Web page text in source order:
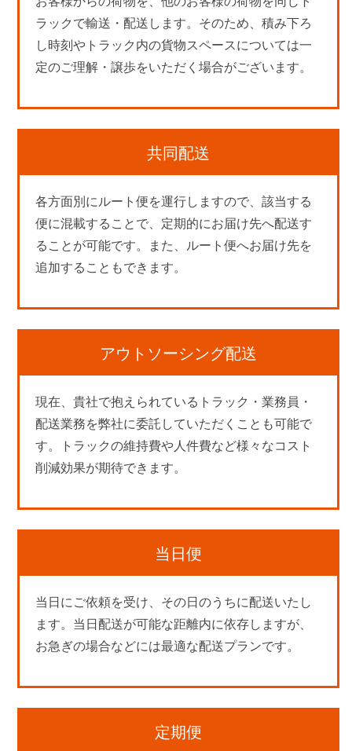
ラックで輸送・配送します。そのため、積み下ろ
し時刻やトラック内の貨物スペースについては一
定のご理解・譲歩をいただく場合がございます。
共同配送
各方面別にルート便を運行しますので、該当する
便に混載することで、定期的にお届け先へ配送す
ることが可能です。また、ルート便へお届け先を
追加することもできます。
アウトソーシング配送
現在、貴社で抱えられているトラック・業務員・
配送業務を弊社に委託していただくことも可能で
す。トラックの維持費や人件費など様々なコスト
削減効果が期待できます。
当日便
当日にご依頼を受け、その日のうちに配送いたし
ます。当日配送が可能な距離内に依存しますが、
お急ぎの場合などには最適な配送プランです。
定期便